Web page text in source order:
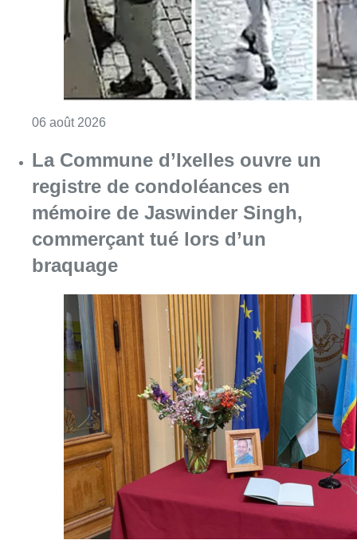
06 août 2026
La Commune d’Ixelles ouvre un
registre de condoléances en
mémoire de Jaswinder Singh,
commerçant tué lors d’un
braquage